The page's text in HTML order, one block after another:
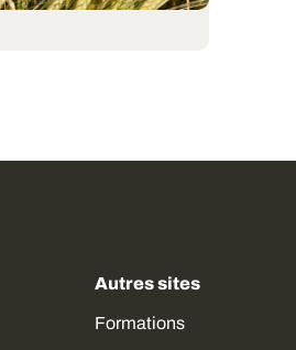
Autres sites
Formations